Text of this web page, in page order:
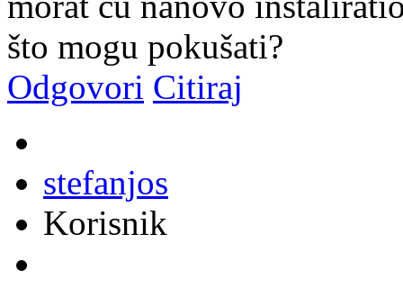
što mogu pokušati?
Odgovori Citiraj
stefanjos
Korisnik